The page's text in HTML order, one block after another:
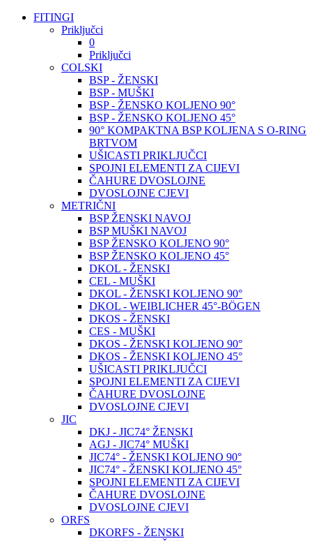
FITINGI
Priključci
0
Priključci
COLSKI
BSP - ŽENSKI
BSP - MUŠKI
BSP - ŽENSKO KOLJENO 90°
BSP - ŽENSKO KOLJENO 45°
90° KOMPAKTNA BSP KOLJENA S O-RING
BRTVOM
UŠICASTI PRIKLJUČCI
SPOJNI ELEMENTI ZA CIJEVI
ČAHURE DVOSLOJNE
DVOSLOJNE CJEVI
METRIČNI
BSP ŽENSKI NAVOJ
BSP MUŠKI NAVOJ
BSP ŽENSKO KOLJENO 90°
BSP ŽENSKO KOLJENO 45°
DKOL - ŽENSKI
CEL - MUŠKI
DKOL - ŽENSKI KOLJENO 90°
DKOL - WEIBLICHER 45°-BÖGEN
DKOS - ŽENSKI
CES - MUŠKI
DKOS - ŽENSKI KOLJENO 90°
DKOS - ŽENSKI KOLJENO 45°
UŠICASTI PRIKLJUČCI
SPOJNI ELEMENTI ZA CIJEVI
ČAHURE DVOSLOJNE
DVOSLOJNE CJEVI
JIC
DKJ - JIC74° ŽENSKI
AGJ - JIC74° MUŠKI
JIC74° - ŽENSKI KOLJENO 90°
JIC74° - ŽENSKI KOLJENO 45°
SPOJNI ELEMENTI ZA CIJEVI
ČAHURE DVOSLOJNE
DVOSLOJNE CJEVI
ORFS
DKORFS - ŽENSKI